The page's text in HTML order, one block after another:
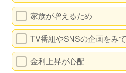
家族が増えるため
TV番組やSNSの企画をみて
金利上昇が心配